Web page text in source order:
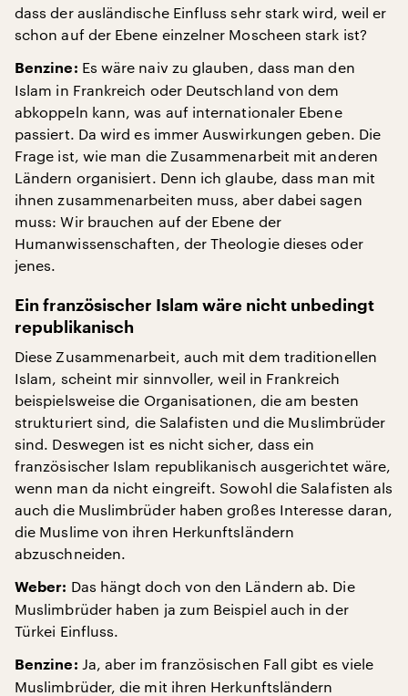
dass der ausländische Einfluss sehr stark wird, weil er
schon auf der Ebene einzelner Moscheen stark ist?
Benzine: Es wäre naiv zu glauben, dass man den
Islam in Frankreich oder Deutschland von dem
abkoppeln kann, was auf internationaler Ebene
passiert. Da wird es immer Auswirkungen geben. Die
Frage ist, wie man die Zusammenarbeit mit anderen
Ländern organisiert. Denn ich glaube, dass man mit
ihnen zusammenarbeiten muss, aber dabei sagen
muss: Wir brauchen auf der Ebene der
Humanwissenschaften, der Theologie dieses oder
jenes.
Ein französischer Islam wäre nicht unbedingt
republikanisch
Diese Zusammenarbeit, auch mit dem traditionellen
Islam, scheint mir sinnvoller, weil in Frankreich
beispielsweise die Organisationen, die am besten
strukturiert sind, die Salafisten und die Muslimbrüder
sind. Deswegen ist es nicht sicher, dass ein
französischer Islam republikanisch ausgerichtet wäre,
wenn man da nicht eingreift. Sowohl die Salafisten als
auch die Muslimbrüder haben großes Interesse daran,
die Muslime von ihren Herkunftsländern
abzuschneiden.
Weber: Das hängt doch von den Ländern ab. Die
Muslimbrüder haben ja zum Beispiel auch in der
Türkei Einfluss.
Benzine: Ja, aber im französischen Fall gibt es viele
Muslimbrüder, die mit ihren Herkunftsländern